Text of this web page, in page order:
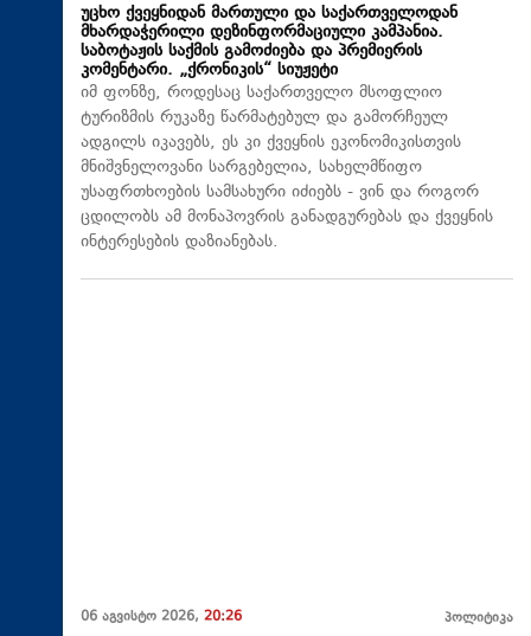
უცხო ქვეყნიდან მართული და საქართველოდან
მხარდაჭერილი დეზინფორმაციული კამპანია.
საბოტაჟის საქმის გამოძიება და პრემიერის
კომენტარი. „ქრონიკის“ სიუჟეტი
იმ ფონზე, როდესაც საქართველო მსოფლიო
ტურიზმის რუკაზე წარმატებულ და გამორჩეულ
ადგილს იკავებს, ეს კი ქვეყნის ეკონომიკისთვის
მნიშვნელოვანი სარგებელია, სახელმწიფო
უსაფრთხოების სამსახური იძიებს - ვინ და როგორ
ცდილობს ამ მონაპოვრის განადგურებას და ქვეყნის
ინტერესების დაზიანებას.
06 აგვისტო 2026, 20:26 პოლიტიკა